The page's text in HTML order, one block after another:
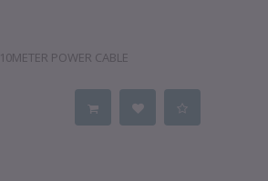
10METER POWER CABLE